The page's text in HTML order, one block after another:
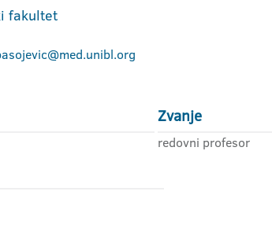
fakultet
Zvanje
redovni profesor